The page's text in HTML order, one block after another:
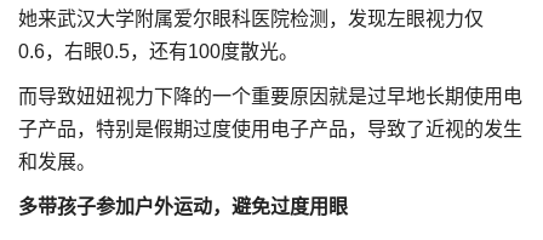
她来武汉大学附属爱尔眼科医院检测，发现左眼视力仅
0.6，右眼0.5，还有100度散光。
而导致妞妞视力下降的一个重要原因就是过早地长期使用电
子产品，特别是假期过度使用电子产品，导致了近视的发生
和发展。
多带孩子参加户外运动，避免过度用眼